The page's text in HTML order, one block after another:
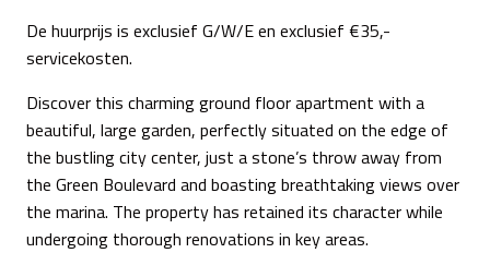
De huurprijs is exclusief G/W/E en exclusief €35,-
servicekosten.
Discover this charming ground floor apartment with a
beautiful, large garden, perfectly situated on the edge of
the bustling city center, just a stone’s throw away from
the Green Boulevard and boasting breathtaking views over
the marina. The property has retained its character while
undergoing thorough renovations in key areas.